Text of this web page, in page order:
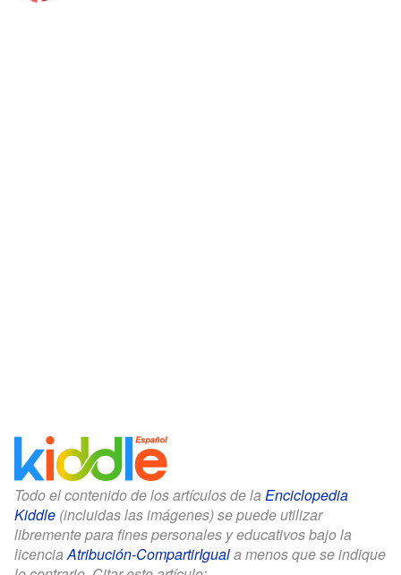
Todo el contenido de los artículos de la Enciclopedia
Kiddle (incluidas las imágenes) se puede utilizar
libremente para fines personales y educativos bajo la
licenciaAtribución-CompartirIguala menos que se indique